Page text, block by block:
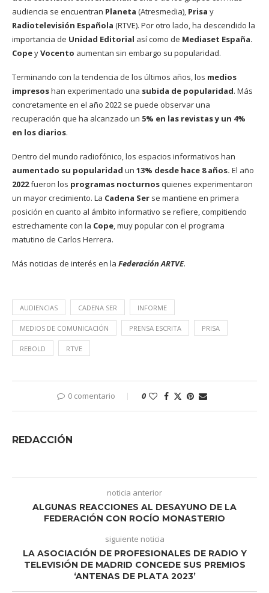
audiencia se encuentran Planeta (Atresmedia), Prisa y
Radiotelevisión Española (RTVE). Por otro lado, ha descendido la
importancia de Unidad Editorial así como de Mediaset España.
CopeyVocento aumentan sin embargo su popularidad.
Terminando con la tendencia de los últimos años, los medios
impresoshan experimentado una subida de popularidad. Más
concretamente en el año 2022 se puede observar una
recuperación que ha alcanzado un 5% en las revistas y un 4%
en los diarios.
Dentro del mundo radiofónico, los espacios informativos han
aumentado su popularidad un 13% desde hace 8 años. El año
2022fueron los programas nocturnosquienes experimentaron
un mayor crecimiento. La Cadena Ser se mantiene en primera
posición en cuanto al ámbito informativo se refiere, compitiendo
estrechamente con la Cope, muy popular con el programa
matutino de Carlos Herrera.
Más noticias de interés en la Federación ARTVE.
AUDIENCIAS CADENA SER INFORME
MEDIOS DE COMUNICACIÓN PRENSA ESCRITA PRISA
REBOLD RTVE
0 comentario 0
REDACCIÓN
noticia anterior
ALGUNAS REACCIONES AL DESAYUNO DE LA
FEDERACIÓN CON ROCÍO MONASTERIO
siguiente noticia
LA ASOCIACIÓN DE PROFESIONALES DE RADIO Y
TELEVISIÓN DE MADRID CONCEDE SUS PREMIOS
‘ANTENAS DE PLATA 2023’